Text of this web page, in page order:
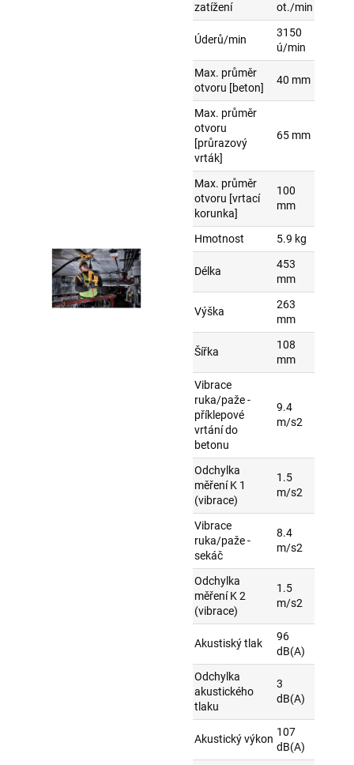
zatížení
ot./min
Úderů/min
3150
ú/min
Max. průměr
otvoru [beton]
40 mm
Max. průměr
otvoru
[průrazový
vrták]
65 mm
Max. průměr
otvoru [vrtací
korunka]
100
mm
Hmotnost 5.9 kg
Délka
453
mm
Výška
263
mm
Šířka
108
mm
Vibrace
ruka/paže -
příklepové
vrtání do
betonu
9.4
m/s2
Odchylka
měření K 1
(vibrace)
1.5
m/s2
Vibrace
ruka/paže -
sekáč
8.4
m/s2
Odchylka
měření K 2
(vibrace)
1.5
m/s2
Akustiský tlak
96
dB(A)
Odchylka
akustického
tlaku
3
dB(A)
Akustický výkon
107
dB(A)